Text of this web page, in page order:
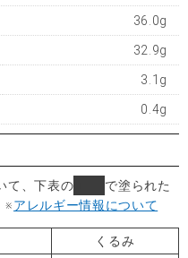
36.0g
32.9g
3.1g
0.4g
て、下表の
で塗られた
※アレルギー情報について
くるみ